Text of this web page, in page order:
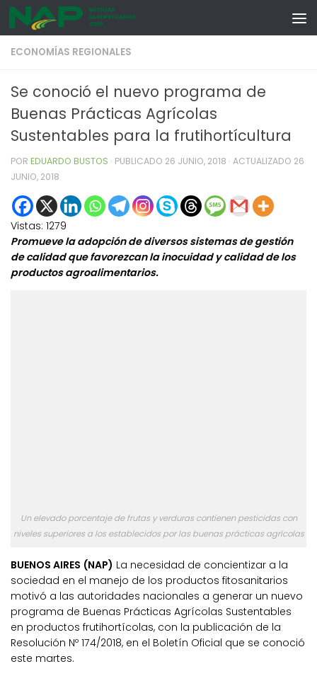
Skip to content
ECONOMÍAS REGIONALES
Se conoció el nuevo programa de
Buenas Prácticas Agrícolas
Sustentables para la frutihortícultura
POR EDUARDO BUSTOS · PUBLICADO 26 JUNIO, 2018 · ACTUALIZADO 26
JUNIO, 2018
Vistas: 1279
Promueve la adopción de diversos sistemas de gestión
de calidad que favorezcan la inocuidad y calidad de los
productos agroalimentarios.
Un elevado porcentaje de frutas y verduras contienen pesticidas con
niveles superiores a los establecidos por las buenas prácticas agrícolas
BUENOS AIRES (NAP) La necesidad de concientizar a la
sociedad en el manejo de los productos fitosanitarios
motivó a las autoridades nacionales a generar un nuevo
programa de Buenas Prácticas Agrícolas Sustentables
en productos frutihortícolas, con la publicación de la
Resolución Nº 174/2018, en el Boletín Oficial que se conoció
este martes.